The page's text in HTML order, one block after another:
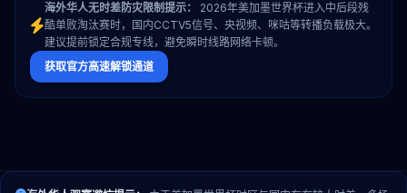
海外华人无时差防灾限制提示：
2026年美加墨世界杯进入中后段残
酷单败淘汰赛时，国内CCTV5信号、央视频、咪咕等转播负载极大。
建议提前锁定合规专线，避免瞬时线路网络卡顿。
获取官方高速解锁通道